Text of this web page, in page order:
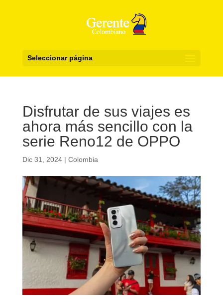
Seleccionar página
Disfrutar de sus viajes es
ahora más sencillo con la
serie Reno12 de OPPO
Dic 31, 2024| Colombia